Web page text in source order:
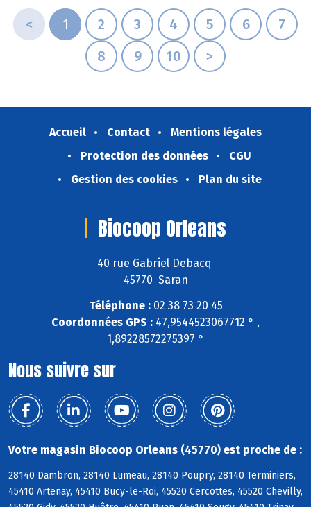
< 1 2 3 4 5 6
7
8
9 10 >
Accueil Contact
Mentions légales
Protection des données
CGU
Gestion des cookies
Plan du site
Biocoop Orleans
40 rue Gabriel Debacq
45770 Saran
Téléphone :02 38 73 20 45
Coordonnées GPS : 47,9544523067712 ° ,
1,89228572275397 °
Nous suivre sur
Votre magasin Biocoop Orleans (45770) est proche de :
28140 Dambron, 28140 Lumeau, 28140 Poupry, 28140 Terminiers,
45410 Artenay, 45410 Bucy-le-Roi, 45520 Cercottes, 45520 Chevilly,